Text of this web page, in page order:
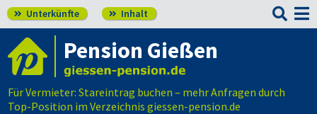
 Unterkünfte  Inhalt 
Pension Gießen
Für Vermieter: Stareintrag buchen – mehr Anfragen durch
Top-Position im Verzeichnis giessen-pension.de